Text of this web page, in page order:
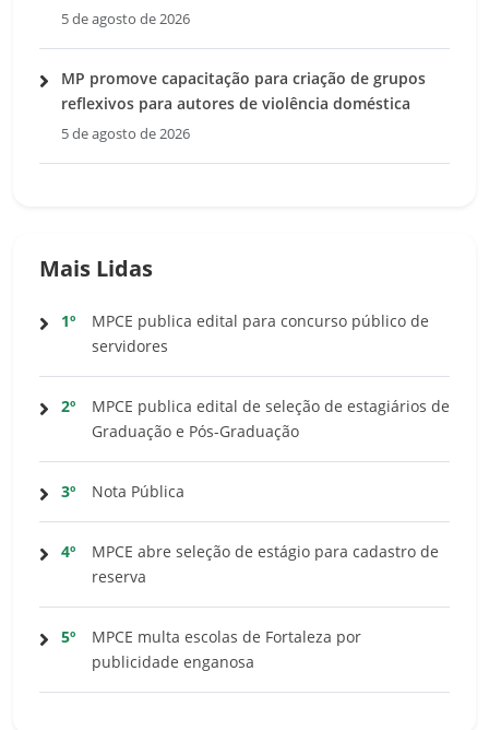
5 de agosto de 2026
MP promove capacitação para criação de grupos
reflexivos para autores de violência doméstica
5 de agosto de 2026
Mais Lidas
1º
MPCE publica edital para concurso público de
servidores
2º
MPCE publica edital de seleção de estagiários de
Graduação e Pós-Graduação
3º Nota Pública
4º
MPCE abre seleção de estágio para cadastro de
reserva
5º
MPCE multa escolas de Fortaleza por
publicidade enganosa